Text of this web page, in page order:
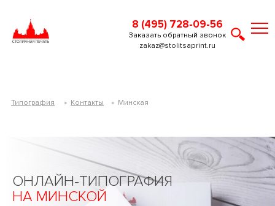
8 (495) 728-09-56
zakaz@stolitsaprint.ru
Заказать обратный звонок
Типография » Контакты » Минская
ОНЛАЙН-ТИПОГРАФИЯ
НА МИНСКОЙ